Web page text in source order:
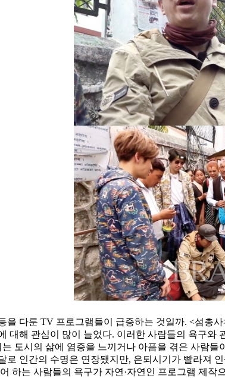
을 다룬 TV 프로그램들이 급증하는 것일까. <섬총
대해 관심이 많이 늘었다. 이러한 사람들의 욕구
도시의 삶에 염증을 느끼거나 아픔을 겪은 사람
로 인간의 수명은 연장됐지만, 은퇴시기가 빨라져
하는 사람들의 욕구가 자연·자연인 프로그램 제작